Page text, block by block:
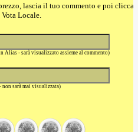
lascia il tuo commento e poi clicca
Vota Locale.
Alias - sarà visualizzato assieme al commento)
non sarà mai visualizzata)